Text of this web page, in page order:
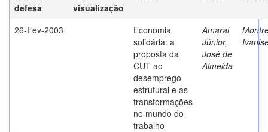
defesa
visualização
26-Fev-2003
Economia
solidária: a
proposta da
CUT ao
desemprego
estrutural e as
transformações
no mundo do
trabalho
Amaral
Júnior,
José de
Almeida